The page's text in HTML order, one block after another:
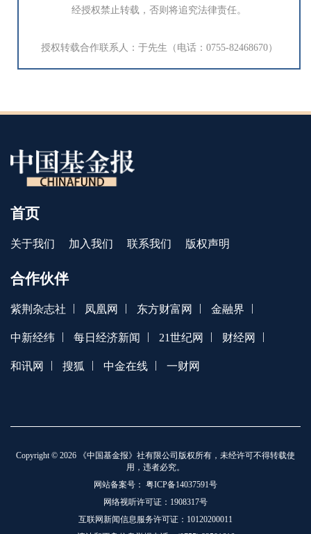
经授权禁止转载，否则将追究法律责任。
授权转载合作联系人：于先生（电话：0755-82468670）
首页
关于我们 加入我们 联系我们 版权声明
合作伙伴
紫荆杂志社 | 凤凰网 | 东方财富网 | 金融界 |
中新经纬 | 每日经济新闻 | 21世纪网 | 财经网 |
和讯网 | 搜狐 | 中金在线 | 一财网
Copyright © 2026 《中国基金报》社有限公司版权所有，未经许可不得转载使
用，违者必究。
网站备案号： 粤ICP备14037591号
网络视听许可证：1908317号
互联网新闻信息服务许可证：10120200011